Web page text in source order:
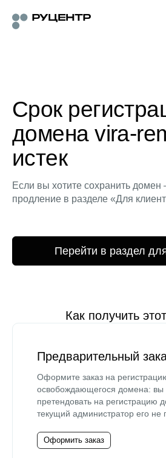
Срок
домена vira-
истек
Если вы хотите сохранить
продление в разделе «Для
Перейти в раздел
Как получить
Предварительный
Оформите заказ на
освобождающегося домена: вы
претендовать на регистрацию
текущий администратор его не
Оформить заказ